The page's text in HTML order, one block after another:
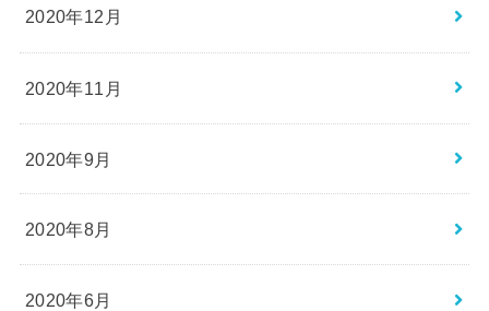
2020年12月
2020年11月
2020年9月
2020年8月
2020年6月